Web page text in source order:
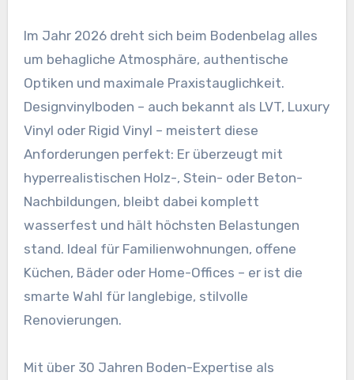
Im Jahr 2026 dreht sich beim Bodenbelag alles
um behagliche Atmosphäre, authentische
Optiken und maximale Praxistauglichkeit.
Designvinylboden – auch bekannt als LVT, Luxury
Vinyl oder Rigid Vinyl – meistert diese
Anforderungen perfekt: Er überzeugt mit
hyperrealistischen Holz-, Stein- oder Beton-
Nachbildungen, bleibt dabei komplett
wasserfest und hält höchsten Belastungen
stand. Ideal für Familienwohnungen, offene
Küchen, Bäder oder Home-Offices – er ist die
smarte Wahl für langlebige, stilvolle
Renovierungen.
Mit über 30 Jahren Boden-Expertise als